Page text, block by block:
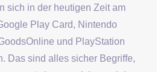
sich in der heutigen Zeit am
Play Card, Nintendo
und PlayStation
Das sind alles sicher Begriffe,